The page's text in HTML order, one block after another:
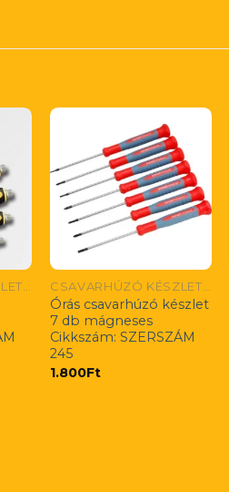
CSAVARHÚZÓ KÉSZLETEK CSAVARHÚZÓ KÉSZLETEK
Órás csavarhúzó készlet
7 db mágneses
Cikkszám: SZERSZÁM
245
1.800Ft